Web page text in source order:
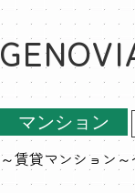
マンション
～賃貸マンション